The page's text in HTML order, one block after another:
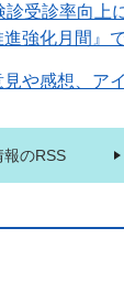
診受診率向上
強化月間』
や感想、ア
報のRSS